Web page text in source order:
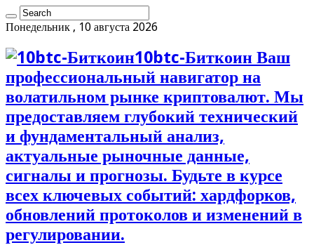
Понедельник , 10 августа 2026
10btc-Биткоин Ваш
профессиональный навигатор на
волатильном рынке криптовалют. Мы
предоставляем глубокий технический
и фундаментальный анализ,
актуальные рыночные данные,
сигналы и прогнозы. Будьте в курсе
всех ключевых событий: хардфорков,
обновлений протоколов и изменений в
регулировании.